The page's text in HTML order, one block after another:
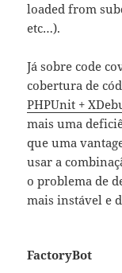
loaded from
etc…).
Já sobre code
cobertura de
PHPUnit +
mais uma
que uma
usar a
o problema de
mais instável e
FactoryBot